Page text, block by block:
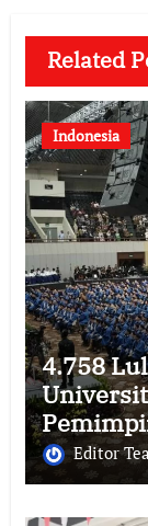
Related
Indonesia
4.758
Editor